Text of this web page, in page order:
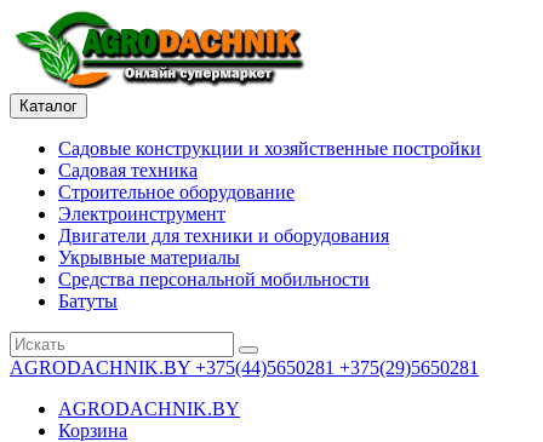
Каталог
Садовые конструкции и хозяйственные постройки
Садовая техника
Строительное оборудование
Электроинструмент
Двигатели для техники и оборудования
Укрывные материалы
Средства персональной мобильности
Батуты
AGRODACHNIK.BY +375(44)5650281 +375(29)5650281
AGRODACHNIK.BY
Корзина